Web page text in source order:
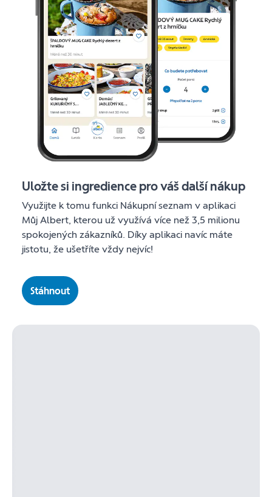
Uložte si ingredience pro váš další nákup
Využijte k tomu funkci Nákupní seznam v aplikaci
Můj Albert, kterou už využívá více než 3,5 milionu
spokojených zákazníků. Díky aplikaci navíc máte
jistotu, že ušetříte vždy nejvíc!
Stáhnout